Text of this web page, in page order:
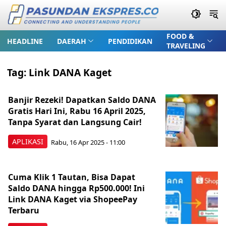
HEADLINE DAERAH PENDIDIKAN
FOOD &
TRAVELING
Tag: Link DANA Kaget
APLIKASI
Banjir Rezeki! Dapatkan Saldo DANA
Gratis Hari Ini, Rabu 16 April 2025,
Tanpa Syarat dan Langsung Cair!
Rabu, 16 Apr 2025 - 11:00
Cuma Klik 1 Tautan, Bisa Dapat
Saldo DANA hingga Rp500.000! Ini
Link DANA Kaget via ShopeePay
Terbaru